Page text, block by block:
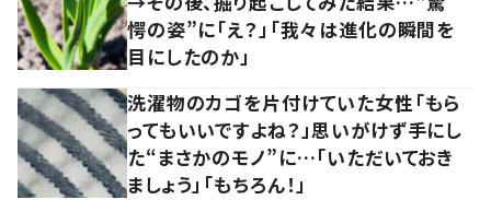
愕の姿”に「え？」「我々は進化の瞬間を
目にしたのか」
洗濯物のカゴを片付けていた女性「もら
ってもいいですよね？」思いがけず手にし
た“まさかのモノ”に…「いただいておき
ましょう」「もちろん！」